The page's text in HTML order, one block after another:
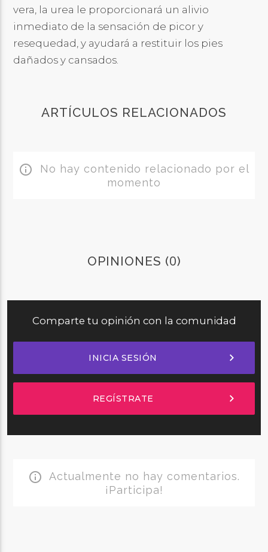
vera, la urea le proporcionará un alivio
inmediato de la sensación de picor y
resequedad, y ayudará a restituir los pies
dañados y cansados.
ARTÍCULOS RELACIONADOS
info_outline No hay contenido relacionado por el
momento
OPINIONES (0)
Comparte tu opinión con la comunidad
INICIA SESIÓN chevron_right
REGÍSTRATE chevron_right
info_outline Actualmente no hay comentarios.
¡Participa!